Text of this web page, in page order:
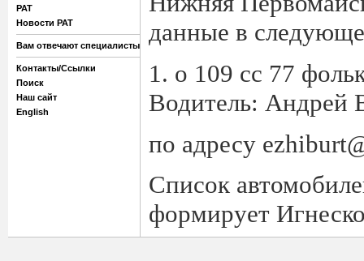
РАТ
Новости РАТ
Вам отвечают специалисты
Контакты/Ссылки
Поиск
Наш сайт
English
данные в
1. o 109 cc 77
Водитель: Андрей
по адресу
Список
формирует